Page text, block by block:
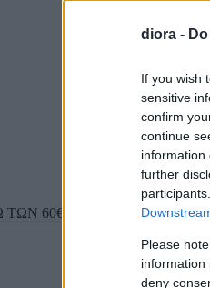
diora -
If you wish
sensitive
confirm
continue
information
further
Please
information
deny
60€ ΓΙΑ ΟΛΗ ΤΗΝ